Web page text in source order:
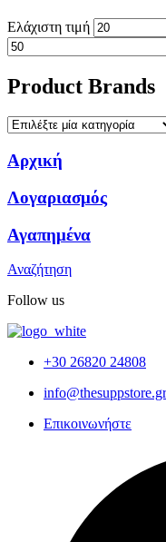
Ελάχιστη τιμή
Product Brands
Αρχική
Λογαριασμός
Αγαπημένα
Αναζήτηση
Follow us
+30 26820 24808
info@thesuppstore.gr
Επικοινωνήστε